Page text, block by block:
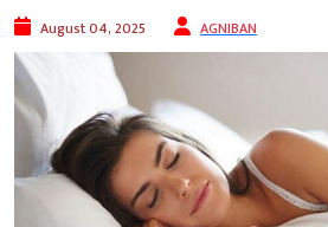
August 04, 2025 AGNIBAN